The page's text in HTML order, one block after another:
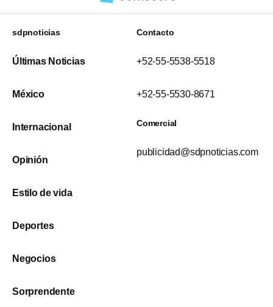
sdpnoticias
Últimas Noticias
México
Internacional
Opinión
Estilo de vida
Deportes
Negocios
Sorprendente
Contacto
+52-55-5538-5518
+52-55-5530-8671
Comercial
publicidad@sdpnoticias.com